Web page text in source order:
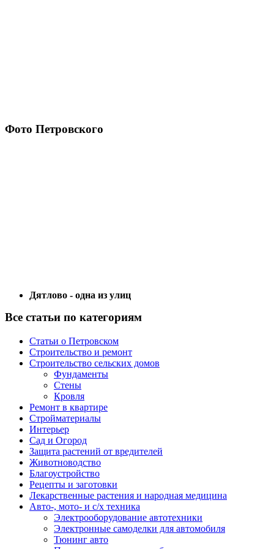
Фото Петровского
Дятлово - одна из улиц
Все статьи по категориям
Статьи о Петровском
Строительство и ремонт
Строительство сельских домов
Фундаменты
Стены
Кровля
Ремонт в квартире
Стройматериалы
Интерьер
Сад и Огород
Защита растений от вредителей
Животноводство
Благоустройство
Рецепты и заготовки
Лекарственные растения и народная медицина
Авто-, мото- и с/х техника
Электрооборудование автотехники
Электронные самоделки для автомобиля
Тюнинг авто